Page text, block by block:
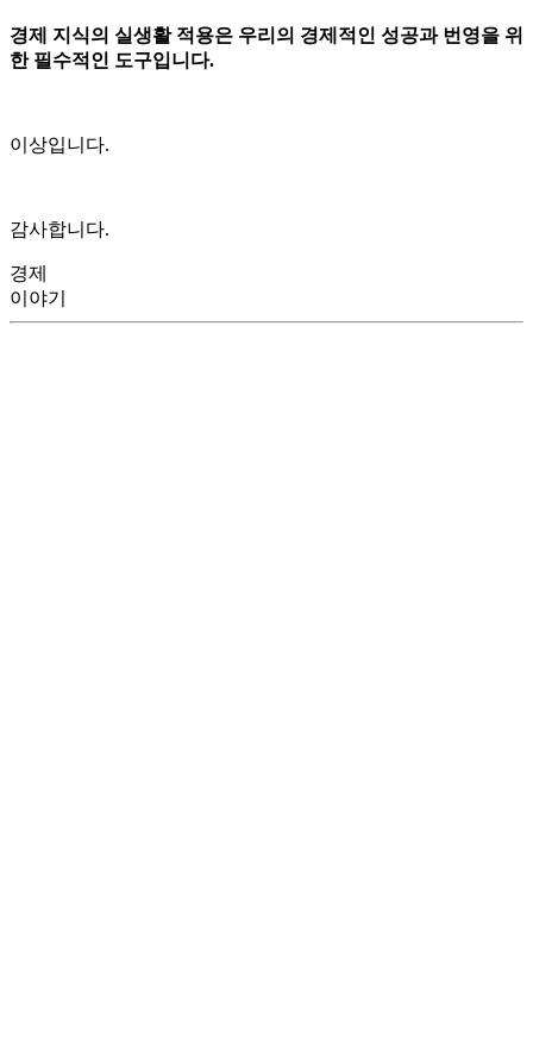
경제 지식의 실생활 적용은 우리의 경제적인 성공과 번영을 위
한 필수적인 도구입니다.
이상입니다.
감사합니다.
경제
이야기